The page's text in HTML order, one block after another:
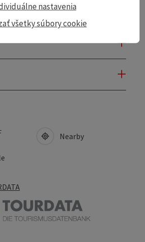
Nearby
všetky súbory cookie
nastavenia